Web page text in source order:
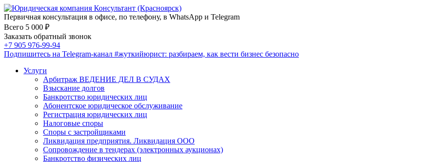
Первичная консультация в офисе, по телефону, в WhatsApp и Telegram
Всего 5 000 ₽
Заказать обратный звонок
+7 905 976-99-94
Подпишитесь на Telegram-канал #жуткийюрист: разбираем, как вести бизнес безопасно
Услуги
Арбитраж ВЕДЕНИЕ ДЕЛ В СУДАХ
Взыскание долгов
Банкротство юридических лиц
Абонентское юридическое обслуживание
Регистрация юридических лиц
Налоговые споры
Споры с застройщиками
Ликвидация предприятия. Ликвидация ООО
Сопровождение в тендерах (электронных аукционах)
Банкротство физических лиц